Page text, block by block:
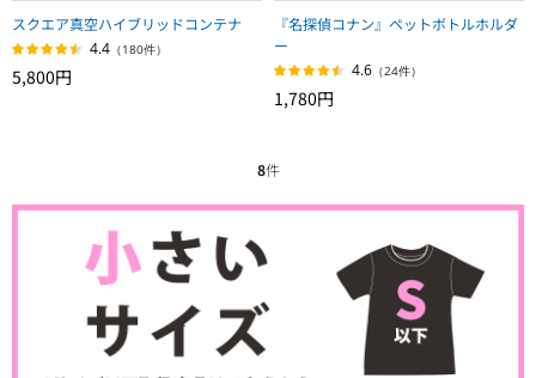
スクエア真空ハイブリッドコンテナ
4.4 （180件）
5,800円
『名探偵コナン』ペットボトルホルダ
ー
4.6 （24件）
1,780円
8件